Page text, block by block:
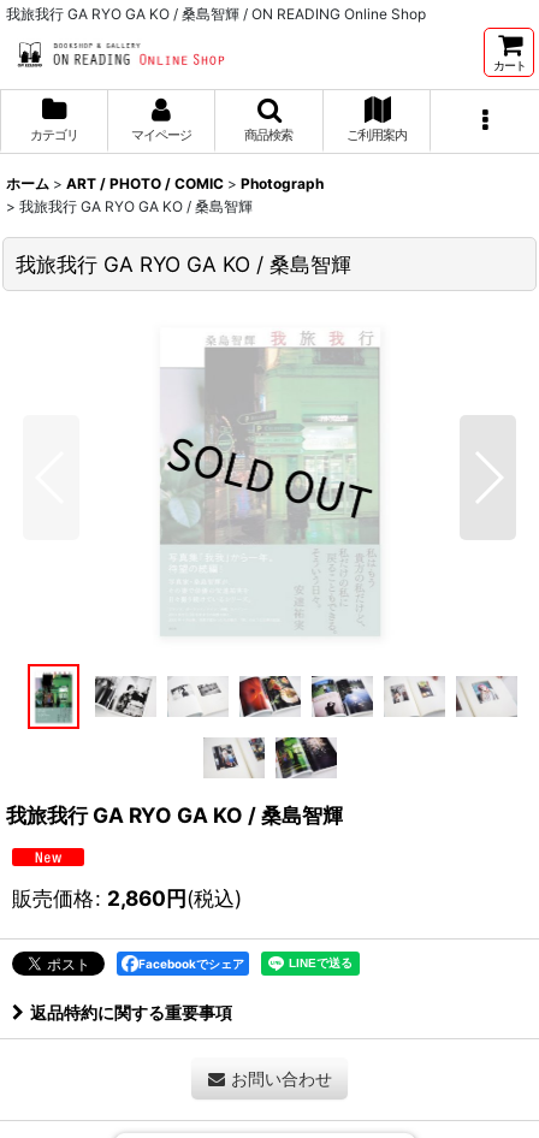
我旅我行 GA RYO GA KO / 桑島智輝 / ON READING Online Shop
カート
カテゴリ マイページ 商品検索 ご利用案内
ホーム > ART / PHOTO / COMIC > Photograph
> 我旅我行 GA RYO GA KO / 桑島智輝
我旅我行 GA RYO GA KO / 桑島智輝
我旅我行 GA RYO GA KO / 桑島智輝
販売価格: 2,860円(税込)
Facebookでシェア
返品特約に関する重要事項
お問い合わせ